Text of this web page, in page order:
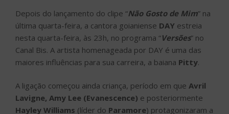
Depois do lançamento do clipe “Não Gosto de Mim” na
última quarta-feira, a cantora goianiense DAY estreia
nesta quarta-feira, às 23h, no programa “Versões” no
Canal Bis. A artista homenageada por DAY é uma das
maiores influências para sua carreira, a baiana Pitty.
A ligação começou ainda criança, período em que Avril
Lavigne, Amy Lee (Evanescence) e posteriormente
Hayley Williams (líder do Paramore) protagonizaram a